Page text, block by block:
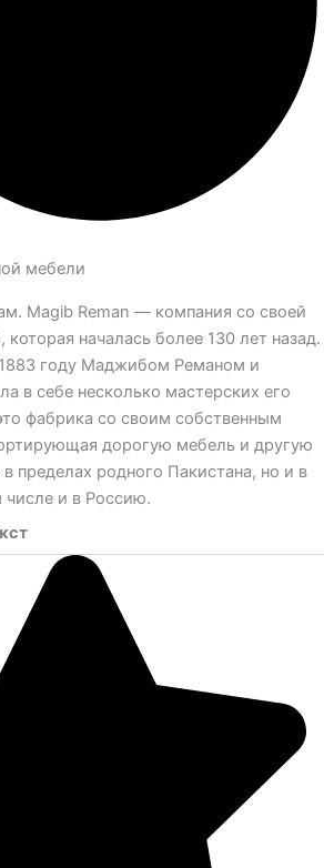
мебели
Magib Reman — компания со своей
началась более 130 лет назад.
году Маджибом Реманом и
в себе несколько мастерских его
фабрика со своим собственным
дорогую мебель и другую
пределах родного Пакистана, но и в
и в Россию.